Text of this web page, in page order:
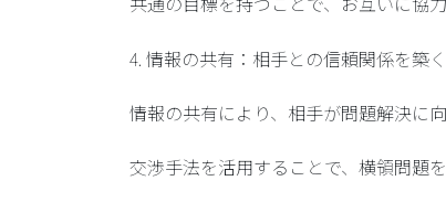
4. 情報の共有：相手との信頼関係を築
情報の共有により、相手が問題解決に
交渉手法を活用することで、横領問題